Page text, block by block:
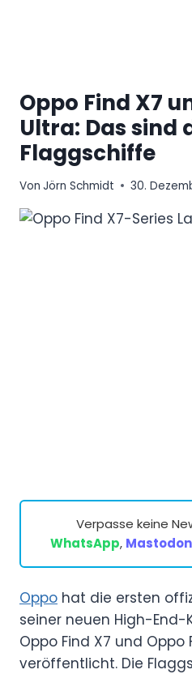
Oppo Find X7
Ultra: Das sind
Flaggschiffe
Von Jörn Schmidt 30.
Verpasse keine
WhatsApp, Mastodon
Oppo hat die ersten
seiner neuen High-
Oppo Find X7 und Oppo
veröffentlicht. Die